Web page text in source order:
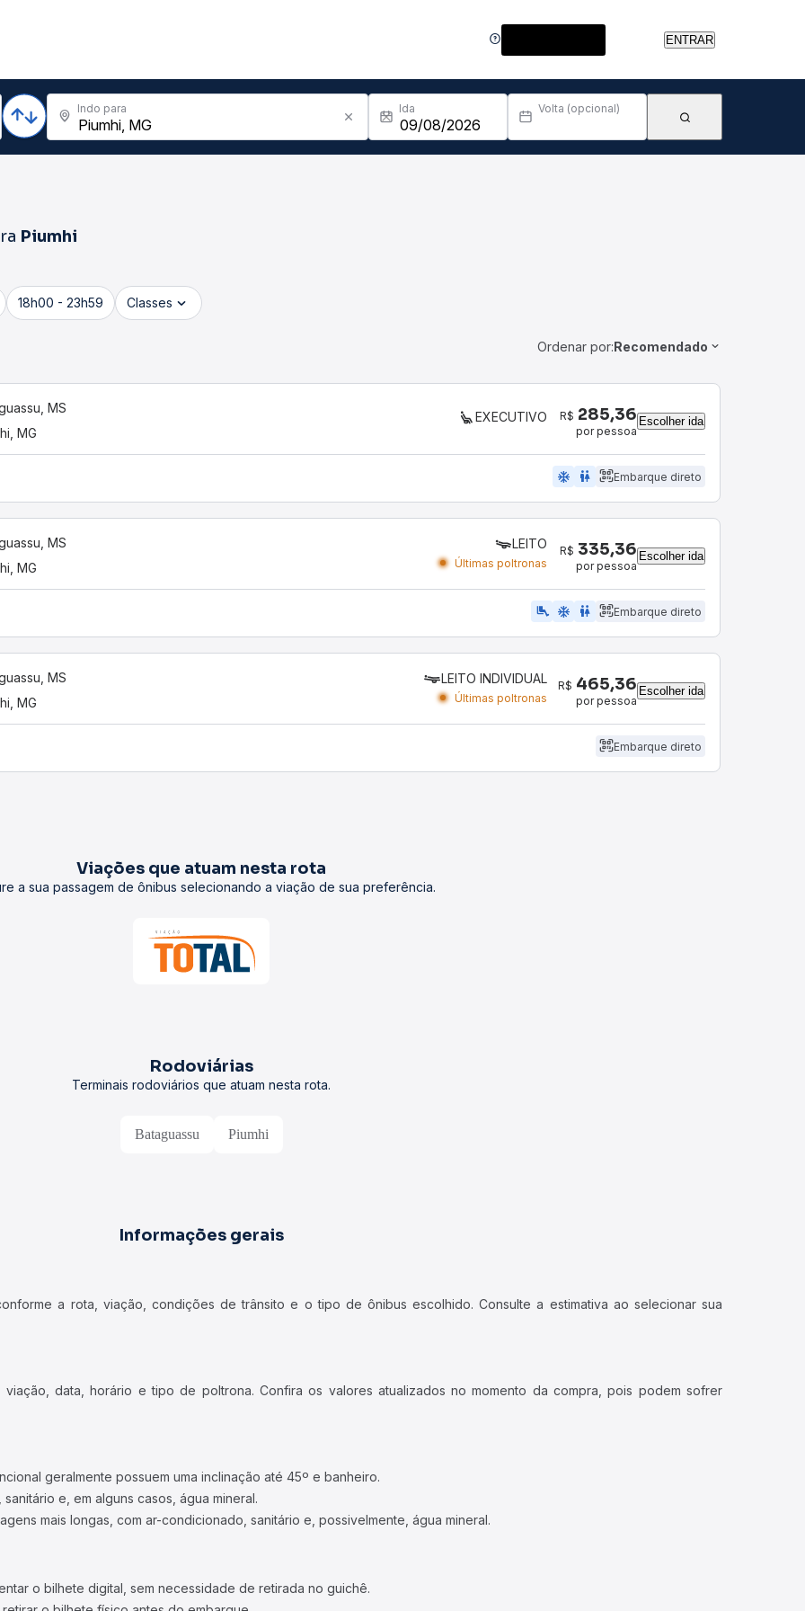
ENTRAR
Indo para Ida Volta (opcional)
Piumhi
18h00 - 23h59 Classes
Ordenar por:Recomendado
MS
MG
EXECUTIVO R$ 285,36
por pessoa
Escolher ida
ac_unit wc Embarque direto
MS
MG
LEITO
Últimas poltronas
R$ 335,36
por pessoa
Escolher ida
airline_seat_legroom_extra ac_unit wc Embarque direto
MS
MG
LEITO INDIVIDUAL
Últimas poltronas
R$ 465,36
por pessoa
Escolher ida
Embarque direto
Viações que atuam nesta rota
a sua passagem de ônibus selecionando a viação de sua preferência.
Rodoviárias
Terminais rodoviários que atuam nesta rota.
Bataguassu Piumhi
Informações gerais
a rota, viação, condições de trânsito e o tipo de ônibus escolhido. Consulte a estimativa ao selecionar sua
data, horário e tipo de poltrona. Confira os valores atualizados no momento da compra, pois podem sofrer
geralmente possuem uma inclinação até 45º e banheiro.
e, em alguns casos, água mineral.
mais longas, com ar-condicionado, sanitário e, possivelmente, água mineral.
o bilhete digital, sem necessidade de retirada no guichê.